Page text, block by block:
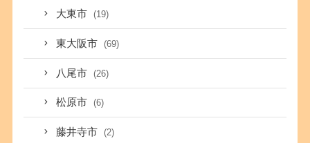
大東市 (19)
東大阪市 (69)
八尾市 (26)
松原市 (6)
藤井寺市 (2)